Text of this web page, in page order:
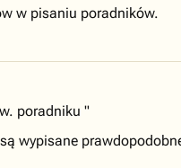
w pisaniu poradników.
poradniku "
wypisane